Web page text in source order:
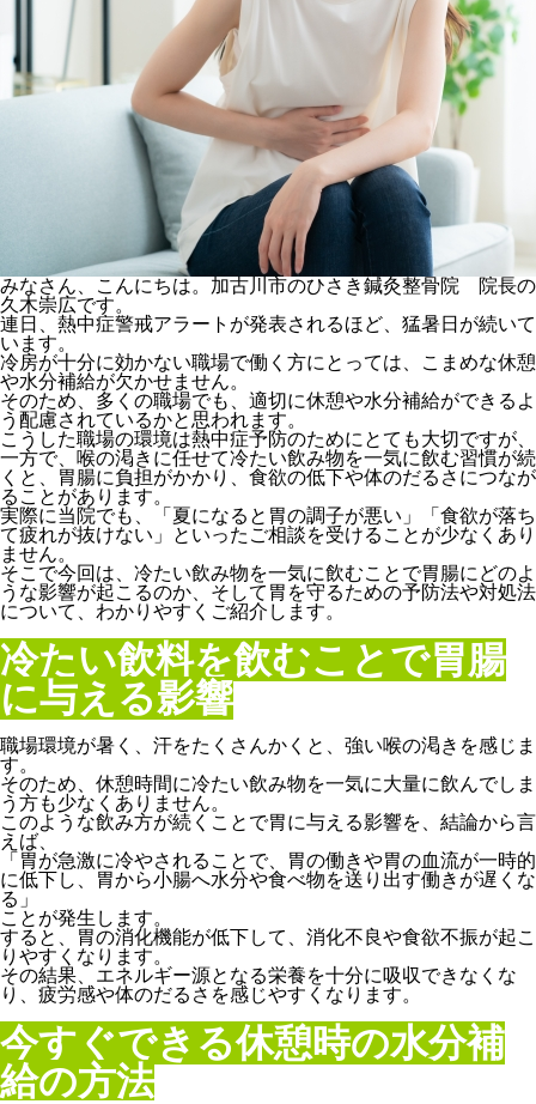
みなさん、こんにちは。加古川市のひさき鍼灸整骨院 院長の
久木崇広です。
連日、熱中症警戒アラートが発表されるほど、猛暑日が続いて
います。
冷房が十分に効かない職場で働く方にとっては、こまめな休憩
や水分補給が欠かせません。
そのため、多くの職場でも、適切に休憩や水分補給ができるよ
う配慮されているかと思われます。
こうした職場の環境は熱中症予防のためにとても大切ですが、
一方で、喉の渇きに任せて冷たい飲み物を一気に飲む習慣が続
くと、胃腸に負担がかかり、食欲の低下や体のだるさにつなが
ることがあります。
実際に当院でも、「夏になると胃の調子が悪い」「食欲が落ち
て疲れが抜けない」といったご相談を受けることが少なくあり
ません。
そこで今回は、冷たい飲み物を一気に飲むことで胃腸にどのよ
うな影響が起こるのか、そして胃を守るための予防法や対処法
について、わかりやすくご紹介します。
冷たい飲料を飲むことで胃腸
に与える影響
職場環境が暑く、汗をたくさんかくと、強い喉の渇きを感じま
す。
そのため、休憩時間に冷たい飲み物を一気に大量に飲んでしま
う方も少なくありません。
このような飲み方が続くことで胃に与える影響を、結論から言
えば、
「胃が急激に冷やされることで、胃の働きや胃の血流が一時的
に低下し、胃から小腸へ水分や食べ物を送り出す働きが遅くな
る」
ことが発生します。
すると、胃の消化機能が低下して、消化不良や食欲不振が起こ
りやすくなります。
その結果、エネルギー源となる栄養を十分に吸収できなくな
り、疲労感や体のだるさを感じやすくなります。
今すぐできる休憩時の水分補
給の方法